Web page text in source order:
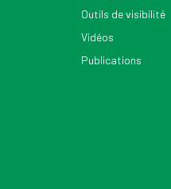
Outils de visibilité
Vidéos
Publications